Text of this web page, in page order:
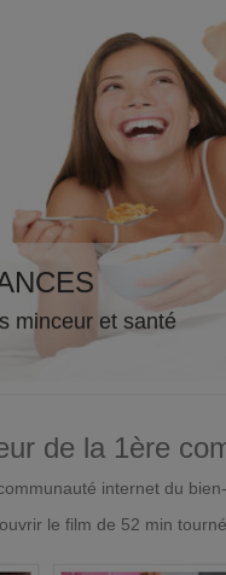
minceur et santé
de la 1ère
internet du
le film de 52 min